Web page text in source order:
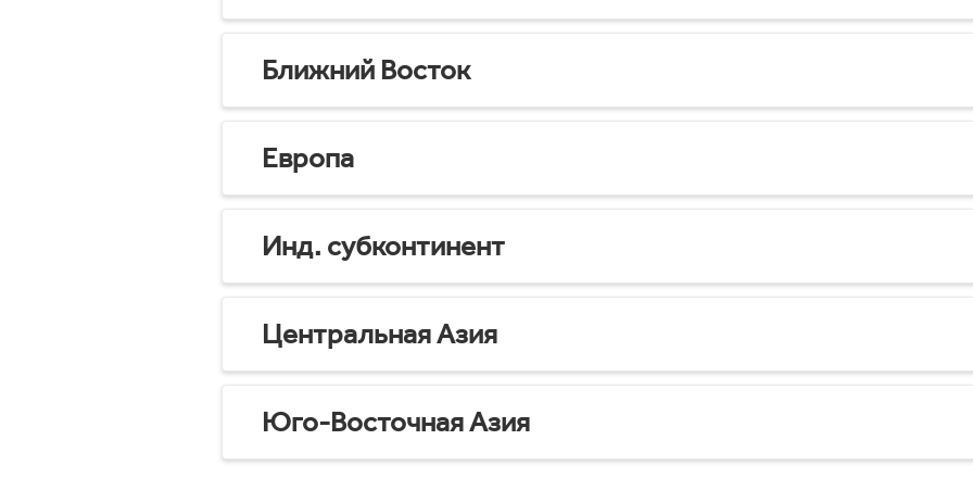
Ближний Восток
Европа
Инд. субконтинент
Центральная Азия
Юго-Восточная Азия